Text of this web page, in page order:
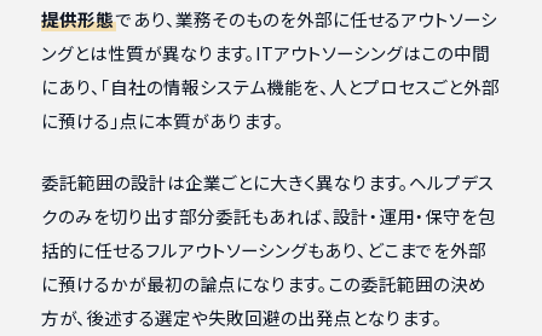
提供形態であり、業務そのものを外部に任せるアウトソーシ
ングとは性質が異なります。ITアウトソーシングはこの中間
にあり、「自社の情報システム機能を、人とプロセスごと外部
に預ける」点に本質があります。
委託範囲の設計は企業ごとに大きく異なります。ヘルプデス
クのみを切り出す部分委託もあれば、設計・運用・保守を包
括的に任せるフルアウトソーシングもあり、どこまでを外部
に預けるかが最初の論点になります。この委託範囲の決め
方が、後述する選定や失敗回避の出発点となります。